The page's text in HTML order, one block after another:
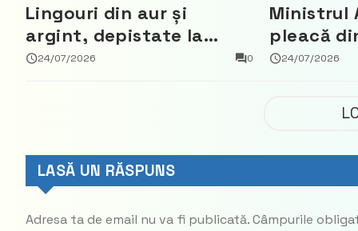
Lingouri din aur și
argint, depistate la
vama Aeroport
24/07/2026 0
Ministrul
pleacă
ce a
Democrat
24/07/2026
LASĂ UN RĂSPUNS
Adresa ta de email nu va fi publicată.Câmpurile